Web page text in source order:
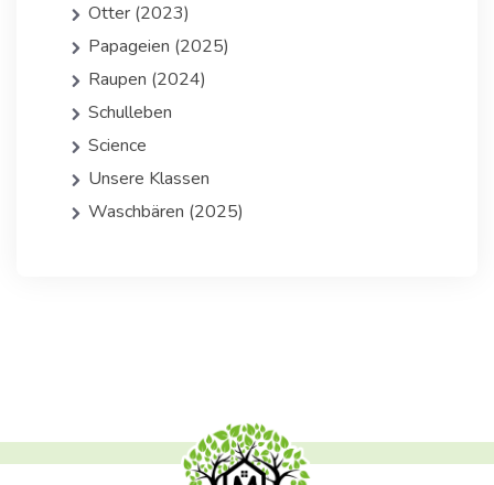
Otter (2023)
Papageien (2025)
Raupen (2024)
Schulleben
Science
Unsere Klassen
Waschbären (2025)